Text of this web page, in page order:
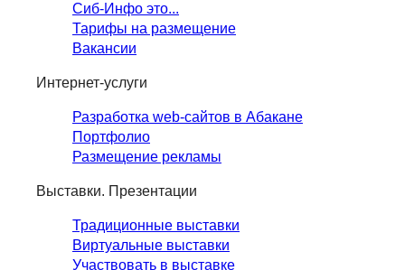
Сиб-Инфо это...
Тарифы на размещение
Вакансии
Интернет-услуги
Разработка web-сайтов в Абакане
Портфолио
Размещение рекламы
Выставки. Презентации
Традиционные выставки
Виртуальные выставки
Участвовать в выставке